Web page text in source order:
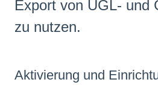
Export von UGL- und
zu nutzen.
Aktivierung und